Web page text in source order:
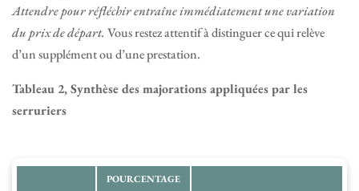
Attendre pour réfléchir entraîne immédiatement une variation
du prix de départ. Vous restez attentif à distinguer ce qui relève
d’un supplément ou d’une prestation.
Tableau 2, Synthèse des majorations appliquées par les
serruriers
POURCENTAGE